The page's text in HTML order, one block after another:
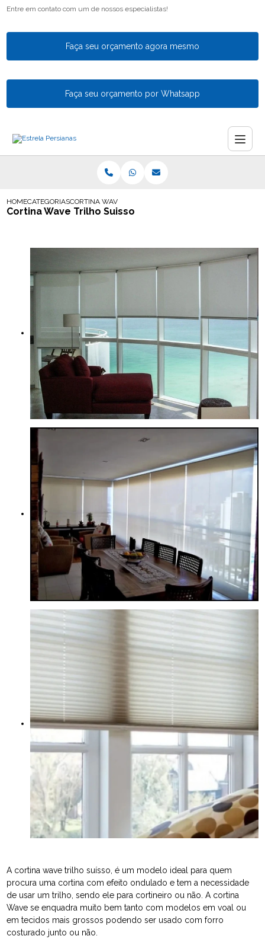
Entre em contato com um de nossos especialistas!
Faça seu orçamento agora mesmo
Faça seu orçamento por Whatsapp
HOMECATEGORIASCORTINA WAVE TRILHO SUISSO
Cortina Wave Trilho Suisso
A cortina wave trilho suísso, é um modelo ideal para quem
procura uma cortina com efeito ondulado e tem a necessidade
de usar um trilho, sendo ele para cortineiro ou não. A cortina
Wave se enquadra muito bem tanto com modelos em voal ou
em tecidos mais grossos podendo ser usado com forro
costurado junto ou não.